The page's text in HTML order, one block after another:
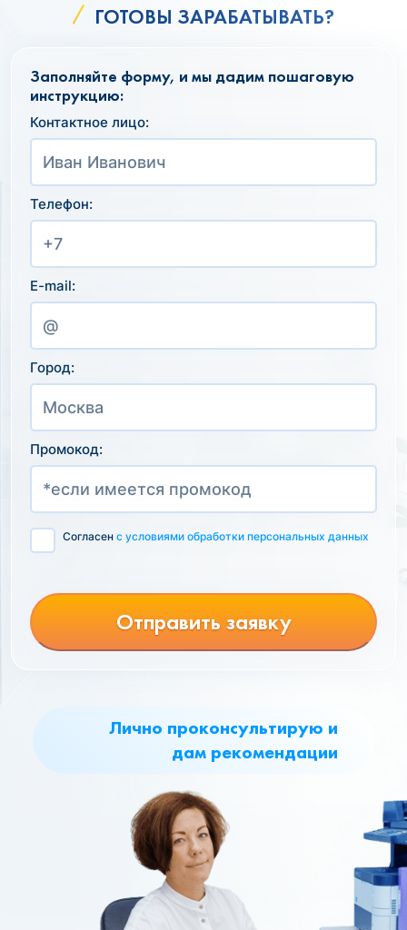
ГОТОВЫ ЗАРАБАТЫВАТЬ?
Лично проконсультирую и
дам рекомендации
Заполняйте форму, и мы дадим пошаговую
инструкцию:
Контактное лицо:
Телефон:
E-mail:
Город:
Промокод:
Согласен с условиями обработки персональных данных
Отправить заявку